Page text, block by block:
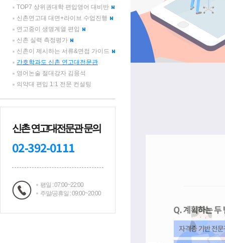
TOP7 상위권대학 편입영어 대비반
신촌연고대 대면+라이브 수업진행
연고중이 생명계열 편입
신촌 실력 측정평가
신촌이 제시하는 서류&면접 가이드
간호학과도 신촌 연고대전문관
영어논술 절대강자 김응석
의약대 편입 1:1 전문 컨설팅
신촌 연고대전문관 문의
02-392-0111
평일 : 07:00~22:00
주말/공휴일 : 09:00~20:00